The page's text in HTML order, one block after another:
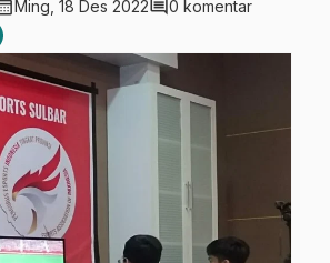
Ming, 18 Des 2022comment0 komentar